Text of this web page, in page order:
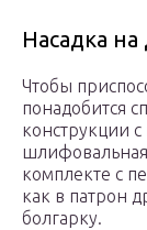
Насадка на
Чтобы
понадобится
конструкции
шлифовальная
комплекте с
как в патрон
болгарку.